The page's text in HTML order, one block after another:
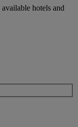
hotels and